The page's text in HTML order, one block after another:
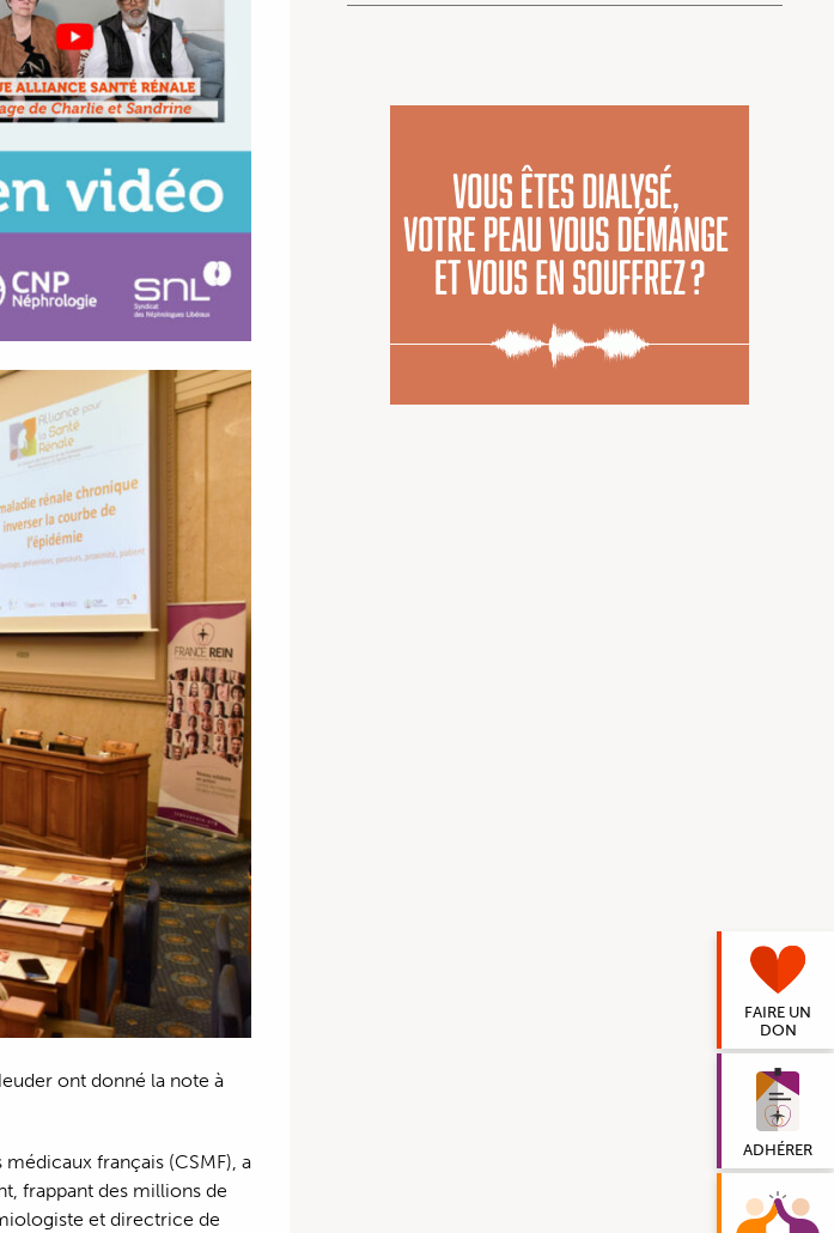
FAIRE UN
DON
ADHÉRER
ont donné la note à
français (CSMF), a
frappant des millions de
et directrice de
Lignes de Vie des régions